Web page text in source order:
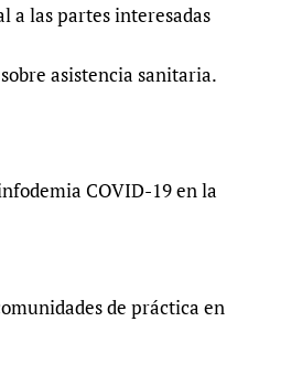
a las partes interesadas
asistencia sanitaria.
COVID-19 en la
de práctica en